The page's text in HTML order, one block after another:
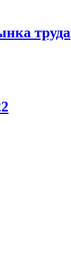
труда